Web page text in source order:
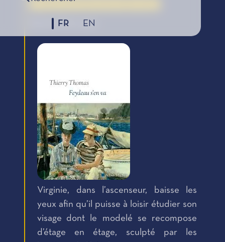
FR EN
SÉLECTION 2025
Virginie, dans l’ascenseur, baisse les
yeux afin qu’il puisse à loisir étudier son
visage dont le modelé se recompose
d’étage en étage, sculpté par les